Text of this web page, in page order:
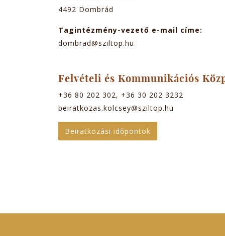
4492 Dombrád
Tagintézmény-vezető e-mail címe:
dombrad@sziltop.hu
Felvételi és Kommunikációs
+36 80 202 302, +36 30 202 3232
beiratkozas.kolcsey@sziltop.hu
Beiratkozási időpontok